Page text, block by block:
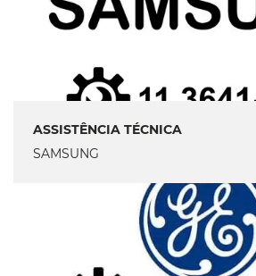
ASSISTÊNCIA TÉCNICA
SAMSUNG